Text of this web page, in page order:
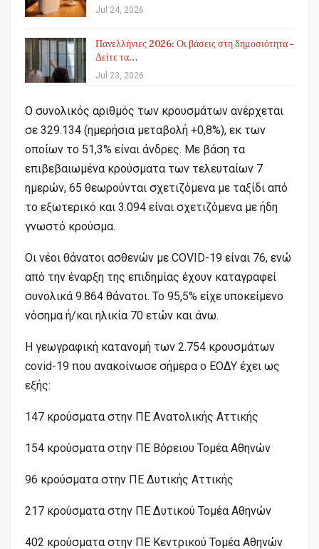
Jul 24, 2026
Πανελλήνιες 2026: Οι βάσεις στη δημοσιότητα –
Δείτε τα…
Jul 23, 2026
Ο συνολικός αριθμός των κρουσμάτων ανέρχεται
σε 329.134 (ημερήσια μεταβολή +0,8%), εκ των
οποίων το 51,3% είναι άνδρες. Με βάση τα
επιβεβαιωμένα κρούσματα των τελευταίων 7
ημερών, 65 θεωρούνται σχετιζόμενα με ταξίδι από
το εξωτερικό και 3.094 είναι σχετιζόμενα με ήδη
γνωστό κρούσμα.
Οι νέοι θάνατοι ασθενών με COVID-19 είναι 76, ενώ
από την έναρξη της επιδημίας έχουν καταγραφεί
συνολικά 9.864 θάνατοι. Το 95,5% είχε υποκείμενο
νόσημα ή/και ηλικία 70 ετών και άνω.
Η γεωγραφική κατανομή των 2.754 κρουσμάτων
covid-19 που ανακοίνωσε σήμερα ο ΕΟΔΥ έχει ως
εξής:
147 κρούσματα στην ΠΕ Ανατολικής Αττικής
154 κρούσματα στην ΠΕ Βόρειου Τομέα Αθηνών
96 κρούσματα στην ΠΕ Δυτικής Αττικής
217 κρούσματα στην ΠΕ Δυτικού Τομέα Αθηνών
402 κρούσματα στην ΠΕ Κεντρικού Τομέα Αθηνών